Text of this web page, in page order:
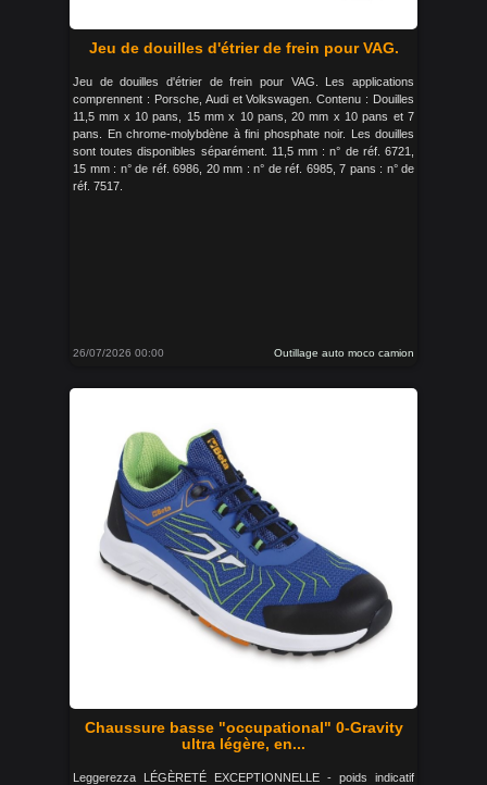
Jeu de douilles d'étrier de frein pour VAG.
Jeu de douilles d'étrier de frein pour VAG. Les applications
comprennent : Porsche, Audi et Volkswagen. Contenu : Douilles
11,5 mm x 10 pans, 15 mm x 10 pans, 20 mm x 10 pans et 7
pans. En chrome-molybdène à fini phosphate noir. Les douilles
sont toutes disponibles séparément. 11,5 mm : n° de réf. 6721,
15 mm : n° de réf. 6986, 20 mm : n° de réf. 6985, 7 pans : n° de
réf. 7517.
26/07/2026 00:00 Outillage auto moco camion
Chaussure basse "occupational" 0-Gravity
ultra légère, en...
Leggerezza LÉGÈRETÉ EXCEPTIONNELLE - poids indicatif